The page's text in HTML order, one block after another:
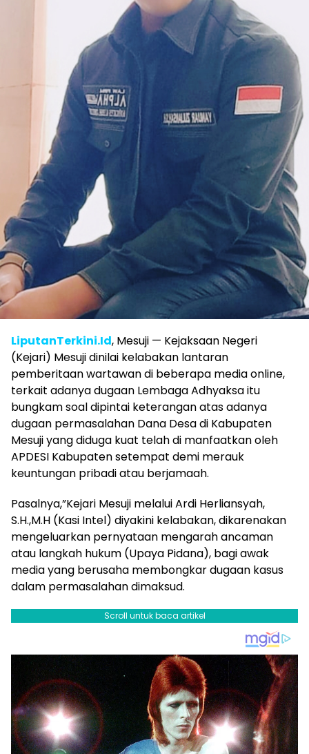
LiputanTerkini.Id, Mesuji — Kejaksaan Negeri
(Kejari) Mesuji dinilai kelabakan lantaran
pemberitaan wartawan di beberapa media online,
terkait adanya dugaan Lembaga Adhyaksa itu
bungkam soal dipintai keterangan atas adanya
dugaan permasalahan Dana Desa di Kabupaten
Mesuji yang diduga kuat telah di manfaatkan oleh
APDESI Kabupaten setempat demi merauk
keuntungan pribadi atau berjamaah.
Pasalnya,”Kejari Mesuji melalui Ardi Herliansyah,
S.H.,M.H (Kasi Intel) diyakini kelabakan, dikarenakan
mengeluarkan pernyataan mengarah ancaman
atau langkah hukum (Upaya Pidana), bagi awak
media yang berusaha membongkar dugaan kasus
dalam permasalahan dimaksud.
Scroll untuk baca artikel